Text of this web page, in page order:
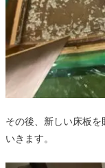
その後、新しい床板
いきます。